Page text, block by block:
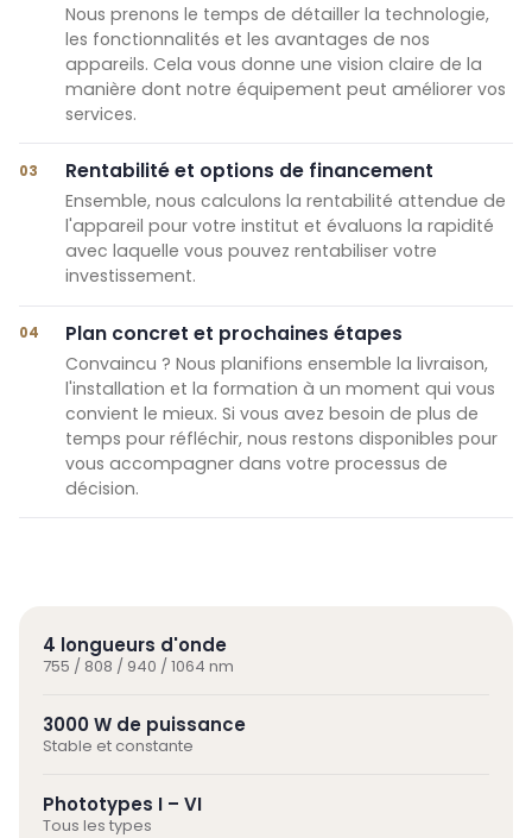
Nous prenons le temps de détailler la technologie,
les fonctionnalités et les avantages de nos
appareils. Cela vous donne une vision claire de la
manière dont notre équipement peut améliorer vos
services.
03 Rentabilité et options de financement
Ensemble, nous calculons la rentabilité attendue de
l'appareil pour votre institut et évaluons la rapidité
avec laquelle vous pouvez rentabiliser votre
investissement.
04 Plan concret et prochaines étapes
Convaincu ? Nous planifions ensemble la livraison,
l'installation et la formation à un moment qui vous
convient le mieux. Si vous avez besoin de plus de
temps pour réfléchir, nous restons disponibles pour
vous accompagner dans votre processus de
décision.
4 longueurs d'onde
755 / 808 / 940 / 1064 nm
3000 W de puissance
Stable et constante
Phototypes I – VI
Tous les types